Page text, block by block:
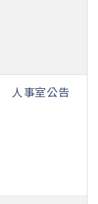
人事室公告